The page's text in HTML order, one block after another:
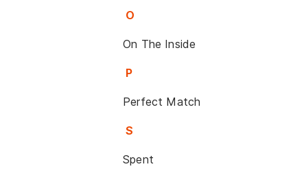
O
On The Inside
P
Perfect Match
S
Spent